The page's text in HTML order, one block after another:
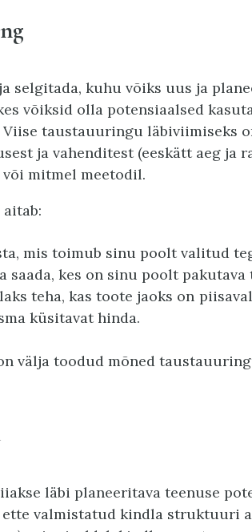
selgitada, kuhu võiks uus ja
võiksid olla potensiaalsed
taustauuringu läbiviimiseks
ja vahenditest (eeskätt aeg ja
mitmel meetodil.
mis toimub sinu poolt valitud
saada, kes on sinu poolt
teha, kas toote jaoks on
küsitavat hinda.
välja toodud mõned
läbi planeeritava teenuse
valmistatud kindla struktuuri